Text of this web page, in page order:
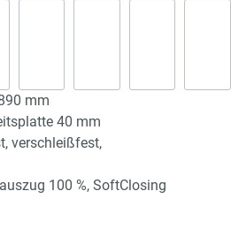
mm
40 mm
verschleißfest,
100 %, SoftClosing